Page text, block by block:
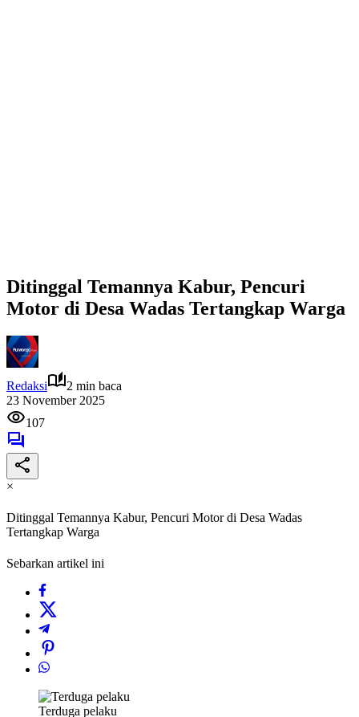
Ditinggal Temannya Kabur, Pencuri
Motor di Desa Wadas Tertangkap Warga
Redaksi
2 min baca
23 November 2025
107
×
Ditinggal Temannya Kabur, Pencuri Motor di Desa Wadas
Tertangkap Warga
Sebarkan artikel ini
Terduga pelaku